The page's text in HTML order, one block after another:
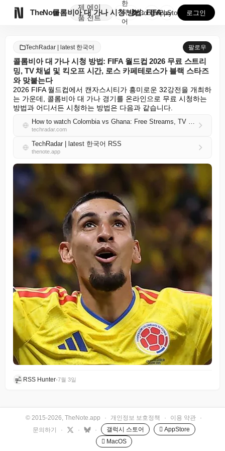
TheNote
제
품
에이
전트
콜롬비아 대 가나 시청 방법: FIFA 월드컵 2026...
한
국
어
GooglePlay
AppStore 로그인
TechRadar | latest 한국어 팔로우
콜롬비아 대 가나 시청 방법: FIFA 월드컵 2026 무료 스트리
밍, TV 채널 및 킥오프 시간, 로스 카페테로스가 블랙 스타즈
와 맞붙는다
2026 FIFA 월드컵에서 캔자스시티가 흥미로운 32강전을 개최하
는 가운데, 콜롬비아 대 가나 경기를 온라인으로 무료 시청하는
방법과 어디서든 시청하는 방법은 다음과 같습니다.
How to watch Colombia vs Ghana: Free Streams, TV Channels & Kick-Off time for FIFA World Cup 2026 as Los Cafeteros take on Black Stars
techradar.com
TechRadar | latest 한국어 RSS
thenote.app
RSS Hunter•7월 3일
© 2015-2026, TheNote.app · 개인정보 보호정책 · 이용 약관
·
문의하기
· · · 갤럭시 스토어
 AppStore
 MacOS